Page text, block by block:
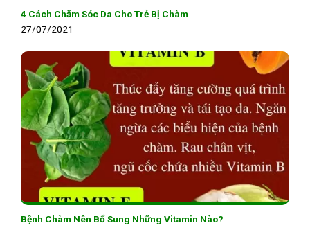
4 Cách Chăm Sóc Da Cho Trẻ Bị Chàm
27/07/2021
Bệnh Chàm Nên Bổ Sung Những Vitamin Nào?